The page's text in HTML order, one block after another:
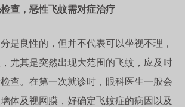
，恶性飞蚊需对症治疗
良性的，但并不代表可以坐视不理，
尤其是突然出现大范围的飞蚊，应及时
查。在第一次就诊时，眼科医生一般会
体及视网膜，好确定飞蚊症的病因以及